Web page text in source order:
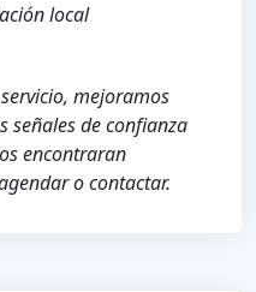
local
mejoramos
señales de confianza
encontraran
o contactar.